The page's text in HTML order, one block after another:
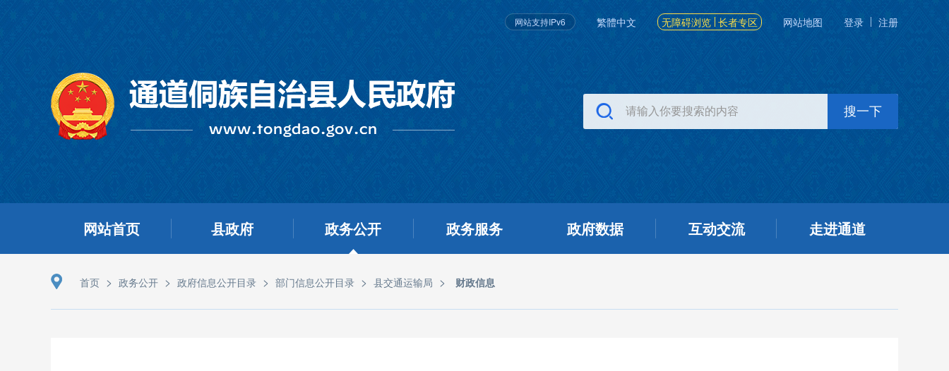
网站支持IPv6 繁體中文 无障碍浏览 长者专区 网站地图 登录 注册
网站首页 县政府 政务公开 政务服务 政府数据 互动交流 走进通道
首页 > 政务公开 > 政府信息公开目录 > 部门信息公开目录 > 县交通运输局 > 财政信息